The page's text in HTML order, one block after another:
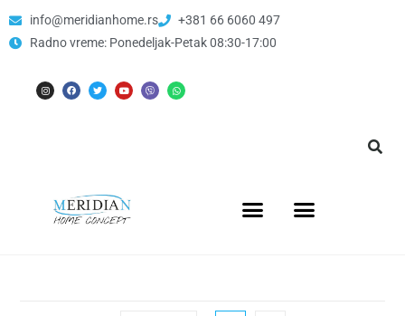
info@meridianhome.rs
+381 66 6060 497
Radno vreme: Ponedeljak-Petak 08:30-17:00